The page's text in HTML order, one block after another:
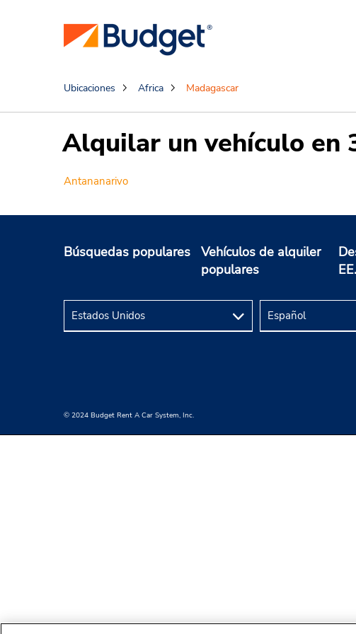
Ubicaciones Africa Madagascar
Alquilar un vehículo en
Antananarivo
Búsquedas populares
Vehículos de alquiler
populares
© 2024 Budget Rent A Car System, Inc.